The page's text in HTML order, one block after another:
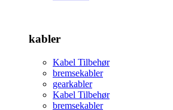
kabler
Kabel Tilbehør
bremsekabler
gearkabler
Kabel Tilbehør
bremsekabler